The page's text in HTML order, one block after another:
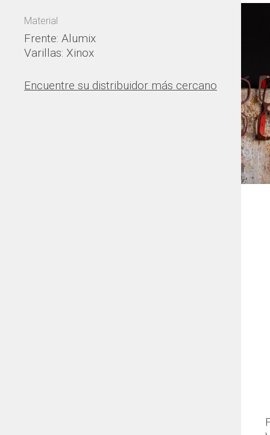
Material
Frente: Alumix
Varillas: Xinox
Encuentre su distribuidor más cercano